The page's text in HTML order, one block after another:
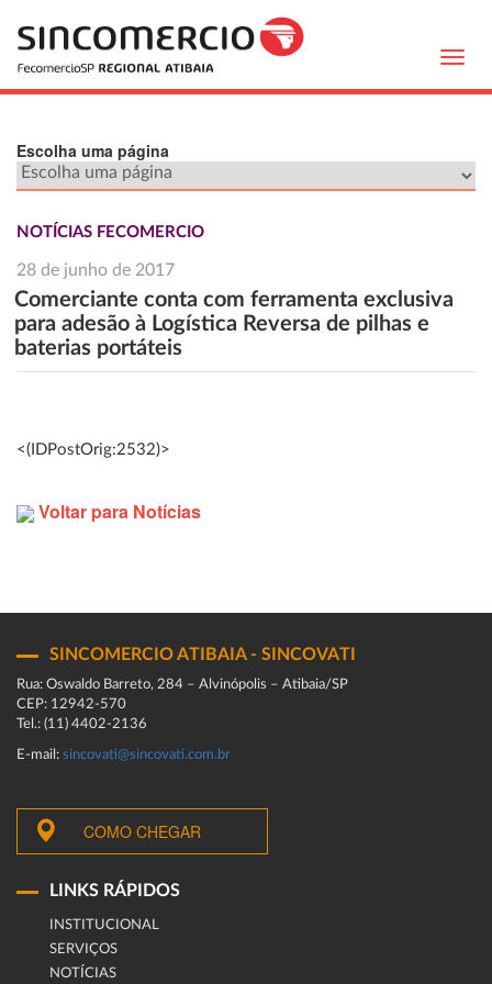
Escolha uma página
NOTÍCIAS FECOMERCIO
28 de junho de 2017
Comerciante conta com ferramenta exclusiva
para adesão à Logística Reversa de pilhas e
baterias portáteis
<(IDPostOrig:2532)>
Voltar para Notícias
SINCOMERCIO ATIBAIA - SINCOVATI
Rua: Oswaldo Barreto, 284 – Alvinópolis – Atibaia/SP
CEP: 12942-570
Tel.: (11) 4402-2136
E-mail: sincovati@sincovati.com.br
COMO CHEGAR
LINKS RÁPIDOS
INSTITUCIONAL
SERVIÇOS
NOTÍCIAS